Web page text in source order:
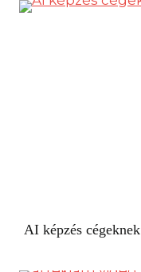
AI képzés cégeknek